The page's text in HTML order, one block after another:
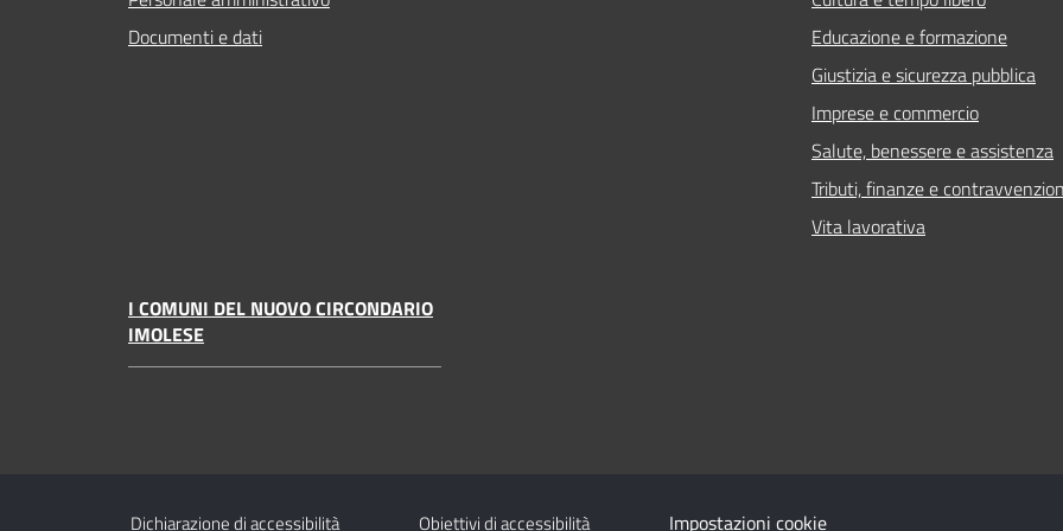
Documenti e dati
Educazione e formazione
Giustizia e sicurezza pubblica
Imprese e commercio
Salute, benessere e assistenza
Tributi, finanze e
Vita lavorativa
I COMUNI DEL NUOVO CIRCONDARIO
IMOLESE
Dichiarazione di accessibilità Obiettivi di accessibilità Impostazioni cookie